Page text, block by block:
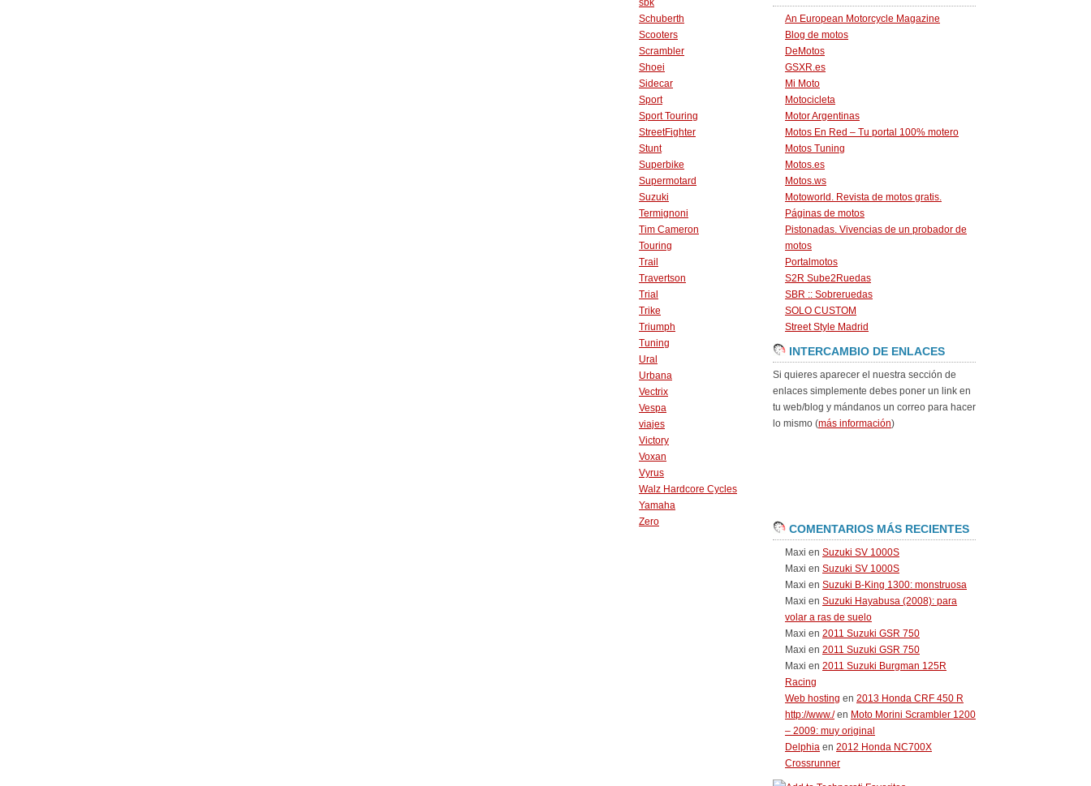
sbk
Schuberth
Scooters
Scrambler
Shoei
Sidecar
Sport
Sport Touring
StreetFighter
Stunt
Superbike
Supermotard
Suzuki
Termignoni
Tim Cameron
Touring
Trail
Travertson
Trial
Trike
Triumph
Tuning
Ural
Urbana
Vectrix
Vespa
viajes
Victory
Voxan
Vyrus
Walz Hardcore Cycles
Yamaha
Zero
An European Motorcycle Magazine
Blog de motos
DeMotos
GSXR.es
Mi Moto
Motocicleta
Motor Argentinas
Motos En Red – Tu portal 100% motero
Motos Tuning
Motos.es
Motos.ws
Motoworld. Revista de motos gratis.
Páginas de motos
Pistonadas. Vivencias de un probador de
motos
Portalmotos
S2R Sube2Ruedas
SBR :: Sobreruedas
SOLO CUSTOM
Street Style Madrid
INTERCAMBIO DE ENLACES
Si quieres aparecer el nuestra sección de
enlaces simplemente debes poner un link en
tu web/blog y mándanos un correo para hacer
lo mismo (más información)
COMENTARIOS MÁS RECIENTES
Maxi en Suzuki SV 1000S
Maxi en Suzuki SV 1000S
Maxi en Suzuki B-King 1300: monstruosa
Maxi en Suzuki Hayabusa (2008): para
volar a ras de suelo
Maxi en 2011 Suzuki GSR 750
Maxi en 2011 Suzuki GSR 750
Maxi en 2011 Suzuki Burgman 125R
Racing
Web hosting en 2013 Honda CRF 450 R
http://www./en Moto Morini Scrambler 1200
– 2009: muy original
Delphia en 2012 Honda NC700X
Crossrunner